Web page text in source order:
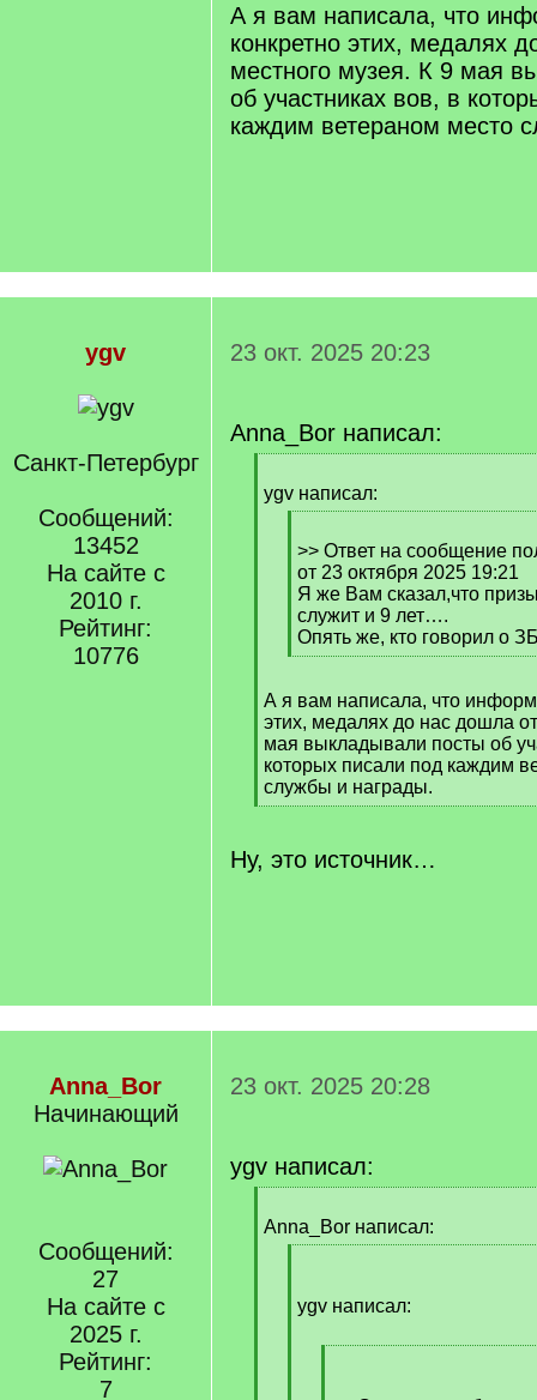
А я вам написала, что
конкретно этих, медалях
местного музея. К 9 мая
об участниках вов, в
каждим ветераном место
ygv
Санкт-Петербург
Сообщений:
13452
На сайте с
2010 г.
Рейтинг:
10776
23 окт. 2025 20:23
Anna_Bor написал:
q
ygv написал:
q
]
>> Ответ на сообщение
от 23 октября 2025 19:21
Я же Вам сказал,что
служит и 9 лет….
Опять же, кто говорил о
[
q
]
А я вам написала, что
этих, медалях до нас дошла
мая выкладывали посты об
которых писали под каждим
службы и награды.
[
q
Ну, это источник…
Anna_Bor
Начинающий
Сообщений:
27
На сайте с
2025 г.
Рейтинг:
7
23 окт. 2025 20:28
ygv написал:
q
Anna_Bor написал:
]ygv написал: